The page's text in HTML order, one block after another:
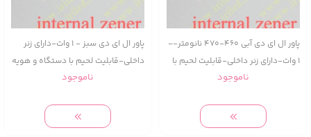
پاور ال ای دی آبی 460-470 نانومتر--
1 وات-دارای زنر داخلی-قابلیت لحیم با
دستگاه و هویه دستی
ناموجود
پاور ال ای دی سبز - 1 وات-دارای زنر
داخلی-قابلیت لحیم با دستگاه و هویه
ناموجود